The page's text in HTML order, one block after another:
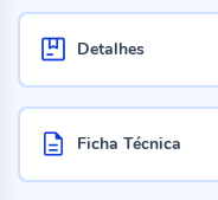
Detalhes
Ficha Técnica